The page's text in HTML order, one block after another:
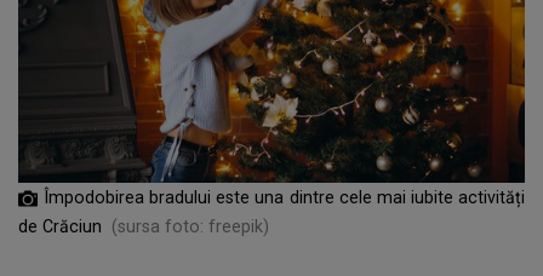
Împodobirea bradului este una dintre cele mai iubite activități
de Crăciun
(sursa foto: freepik)